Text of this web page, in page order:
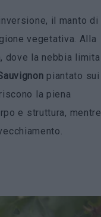
il manto di
vegetativa. Alla
dove la nebbia limita
piantato sui
la piena
e struttura, mentre